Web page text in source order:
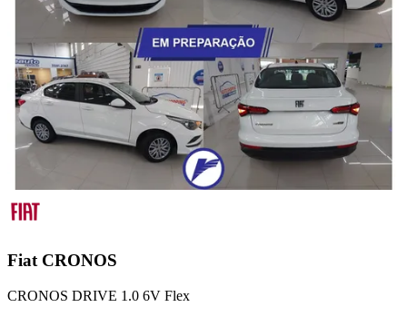
Fiat CRONOS
CRONOS DRIVE 1.0 6V Flex